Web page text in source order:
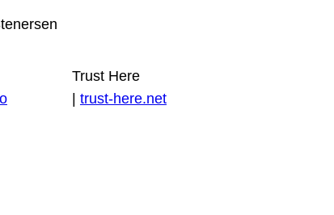
Trust Here
trust-here.net